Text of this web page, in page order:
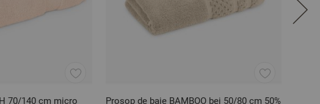
70/140 cm micro
Prosop de baie BAMBOO bej 50/80 cm 50%